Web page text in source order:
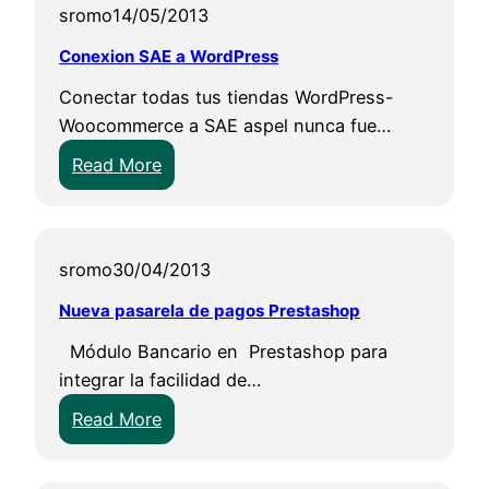
sromo14/05/2013
Conexion SAE a WordPress
Conectar todas tus tiendas WordPress-
Woocommerce a SAE aspel nunca fue…
Read More:
C
e
x
o
n
S
A
sromo30/04/2013
Nueva pasarela de pagos Prestashop
Módulo Bancario en Prestashop para
integrar la facilidad de…
Read More:
N